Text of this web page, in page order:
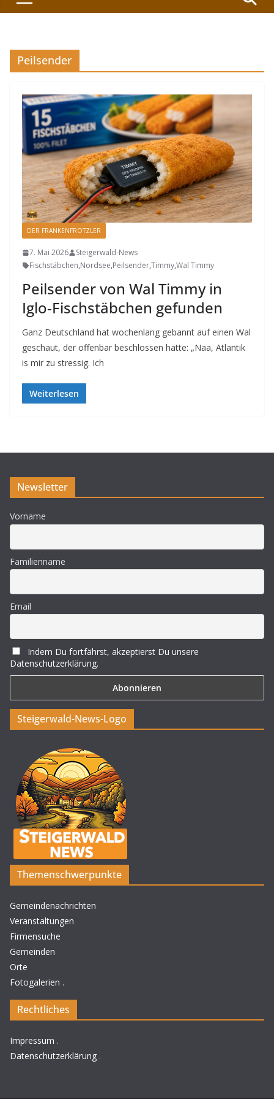
Peilsender
DER FRANKENFROTZLER
7. Mai 2026
Steigerwald-News
Fischstäbchen,Nordsee,Peilsender,Timmy,Wal Timmy
Peilsender von Wal Timmy in
Iglo-Fischstäbchen gefunden
Ganz Deutschland hat wochenlang gebannt auf einen Wal
geschaut, der offenbar beschlossen hatte: „Naa, Atlantik
is mir zu stressig. Ich
Weiterlesen
Newsletter
Vorname
Familienname
Email
Indem Du fortfährst, akzeptierst Du unsere
Datenschutzerklärung.
Steigerwald-News-Logo
Themenschwerpunkte
Gemeindenachrichten
Veranstaltungen
Firmensuche
Gemeinden
Orte
Fotogalerien .
Rechtliches
Impressum .
Datenschutzerklärung .